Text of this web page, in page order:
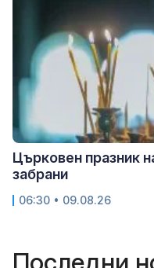
Църковен празник
забрани
06:30 • 09.08.26